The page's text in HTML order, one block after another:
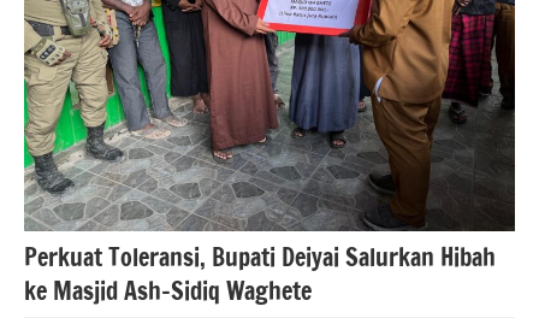
Perkuat Toleransi, Bupati Deiyai Salurkan Hibah
ke Masjid Ash-Sidiq Waghete